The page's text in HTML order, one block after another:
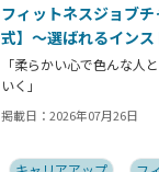
フィットネスジョブ
式】～選ばれるイン
には～
「柔らかい心で色んな人
いく」
自信がないときほど、自
たことに挑戦したり、周
そんな風に自分だけでは
掲載日： 2026年07月26日